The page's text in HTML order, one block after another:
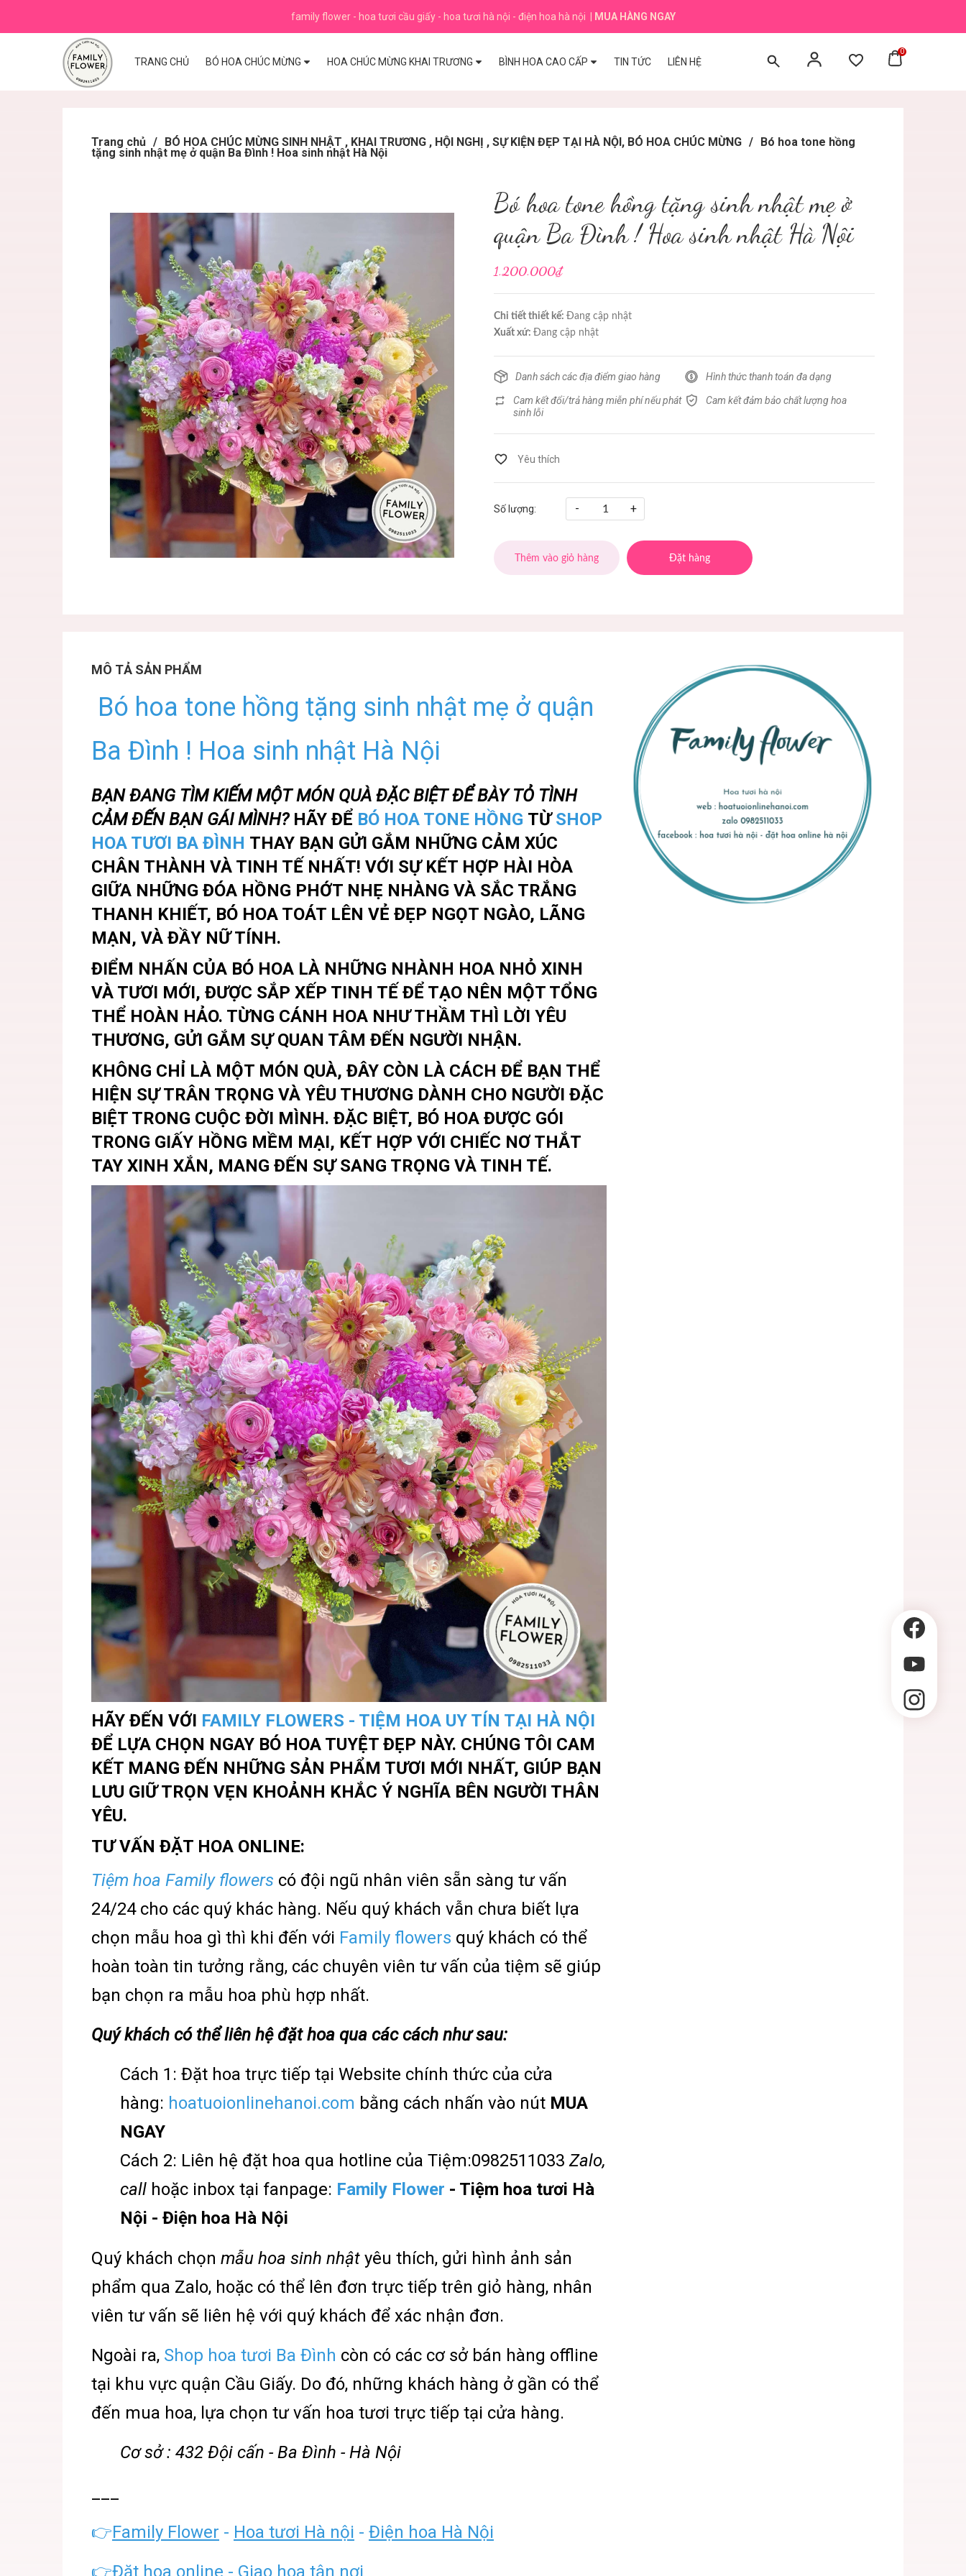
family flower - hoa tươi cầu giấy - hoa tươi hà nội - điện hoa hà nội MUA HÀNG NGAY
TRANG CHỦ BÓ HOA CHÚC MỪNG HOA CHÚC MỪNG KHAI TRƯƠNG BÌNH HOA CAO CẤP TIN TỨC LIÊN HỆ
0
Trang chủ / BÓ HOA CHÚC MỪNG SINH NHẬT , KHAI TRƯƠNG , HỘI NGHỊ , SỰ KIỆN ĐẸP TẠI HÀ NỘI, BÓ HOA CHÚC MỪNG / Bó hoa tone hồng
tặng sinh nhật mẹ ở quận Ba Đình ! Hoa sinh nhật Hà Nội
Bó hoa tone hồng tặng sinh nhật mẹ ở
quận Ba Đình ! Hoa sinh nhật Hà Nội
1.200.000₫
Chi tiết thiết kế: Đang cập nhật
Xuất xứ: Đang cập nhật
Danh sách các địa điểm giao hàng Hình thức thanh toán đa dạng
Cam kết đổi/trả hàng miễn phí nếu phát
sinh lỗi
Cam kết đảm bảo chất lượng hoa
Số lượng: - +
Thêm vào giỏ hàng Đặt hàng
MÔ TẢ SẢN PHẨM
Bó hoa tone hồng tặng sinh nhật mẹ ở quận
Ba Đình ! Hoa sinh nhật Hà Nội
BẠN ĐANG TÌM KIẾM MỘT MÓN QUÀ ĐẶC BIỆT ĐỂ BÀY TỎ TÌNH
CẢM ĐẾN BẠN GÁI MÌNH? HÃY ĐỂ BÓ HOA TONE HỒNG TỪSHOP
HOA TƯƠI BA ĐÌNH THAY BẠN GỬI GẮM NHỮNG CẢM XÚC
CHÂN THÀNH VÀ TINH TẾ NHẤT! VỚI SỰ KẾT HỢP HÀI HÒA
GIỮA NHỮNG ĐÓA HỒNG PHỚT NHẸ NHÀNG VÀ SẮC TRẮNG
THANH KHIẾT, BÓ HOA TOÁT LÊN VẺ ĐẸP NGỌT NGÀO, LÃNG
MẠN, VÀ ĐẦY NỮ TÍNH.
ĐIỂM NHẤN CỦA BÓ HOA LÀ NHỮNG NHÀNH HOA NHỎ XINH
VÀ TƯƠI MỚI, ĐƯỢC SẮP XẾP TINH TẾ ĐỂ TẠO NÊN MỘT TỔNG
THỂ HOÀN HẢO. TỪNG CÁNH HOA NHƯ THẦM THÌ LỜI YÊU
THƯƠNG, GỬI GẮM SỰ QUAN TÂM ĐẾN NGƯỜI NHẬN.
KHÔNG CHỈ LÀ MỘT MÓN QUÀ, ĐÂY CÒN LÀ CÁCH ĐỂ BẠN THỂ
HIỆN SỰ TRÂN TRỌNG VÀ YÊU THƯƠNG DÀNH CHO NGƯỜI ĐẶC
BIỆT TRONG CUỘC ĐỜI MÌNH. ĐẶC BIỆT, BÓ HOA ĐƯỢC GÓI
TRONG GIẤY HỒNG MỀM MẠI, KẾT HỢP VỚI CHIẾC NƠ THẮT
TAY XINH XẮN, MANG ĐẾN SỰ SANG TRỌNG VÀ TINH TẾ.
HÃY ĐẾN VỚI FAMILY FLOWERS - TIỆM HOA UY TÍN TẠI HÀ NỘI
ĐỂ LỰA CHỌN NGAY BÓ HOA TUYỆT ĐẸP NÀY. CHÚNG TÔI CAM
KẾT MANG ĐẾN NHỮNG SẢN PHẨM TƯƠI MỚI NHẤT, GIÚP BẠN
LƯU GIỮ TRỌN VẸN KHOẢNH KHẮC Ý NGHĨA BÊN NGƯỜI THÂN
YÊU.
TƯ VẤN ĐẶT HOA ONLINE:
Tiệm hoa Family flowers có đội ngũ nhân viên sẵn sàng tư vấn
24/24 cho các quý khác hàng. Nếu quý khách vẫn chưa biết lựa
chọn mẫu hoa gì thì khi đến với Family flowers quý khách có thể
hoàn toàn tin tưởng rằng, các chuyên viên tư vấn của tiệm sẽ giúp
bạn chọn ra mẫu hoa phù hợp nhất.
Quý khách có thể liên hệ đặt hoa qua các cách như sau:
Cách 1: Đặt hoa trực tiếp tại Website chính thức của cửa
hàng: hoatuoionlinehanoi.com bằng cách nhấn vào nút MUA
NGAY
Cách 2: Liên hệ đặt hoa qua hotline của Tiệm:0982511033 Zalo,
call hoặc inbox tại fanpage: Family Flower - Tiệm hoa tươi Hà
Nội - Điện hoa Hà Nội
Quý khách chọn mẫu hoa sinh nhật yêu thích, gửi hình ảnh sản
phẩm qua Zalo, hoặc có thể lên đơn trực tiếp trên giỏ hàng, nhân
viên tư vấn sẽ liên hệ với quý khách để xác nhận đơn.
Ngoài ra, Shop hoa tươi Ba Đình còn có các cơ sở bán hàng offline
tại khu vực quận Cầu Giấy. Do đó, những khách hàng ở gần có thể
đến mua hoa, lựa chọn tư vấn hoa tươi trực tiếp tại cửa hàng.
Cơ sở : 432 Đội cấn - Ba Đình - Hà Nội
👉Family Flower - Hoa tươi Hà nội - Điện hoa Hà Nội
👉Đặt hoa online - Giao hoa tận nơi